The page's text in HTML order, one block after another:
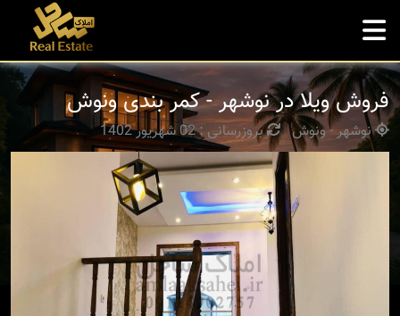
فروش ویلا در نوشهر - کمر بندی ونوش
نوشهر - ونوش بروزرسانی : 02 شهریور 1402